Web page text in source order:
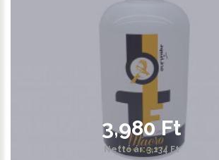
3,980 Ft
Nettó ár: 3,134 Ft